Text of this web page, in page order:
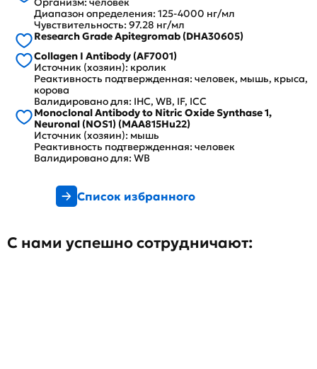
Диапазон определения: 125-4000 нг/мл
Чувствительность: 97.28 нг/мл
Research Grade Apitegromab (DHA30605)
Collagen I Antibody (AF7001)
Источник (хозяин): кролик
Реактивность подтвержденная: человек, мышь, крыса,
корова
Валидировано для: IHC, WB, IF, ICC
Monoclonal Antibody to Nitric Oxide Synthase 1,
Neuronal (NOS1) (MAA815Hu22)
Источник (хозяин): мышь
Реактивность подтвержденная: человек
Валидировано для: WB
Список избранного
С нами успешно сотрудничают: